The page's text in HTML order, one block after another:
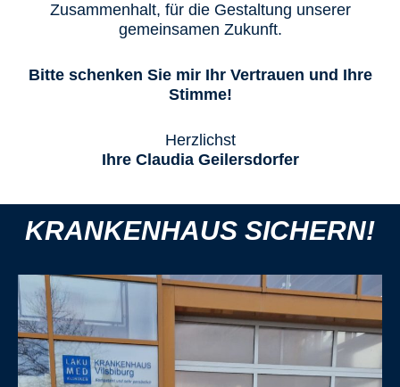
Zusammenhalt, für die Gestaltung unserer
gemeinsamen Zukunft.
Bitte schenken Sie mir Ihr Vertrauen und Ihre
Stimme!
Herzlichst
Ihre Claudia Geilersdorfer
KRANKENHAUS SICHERN!